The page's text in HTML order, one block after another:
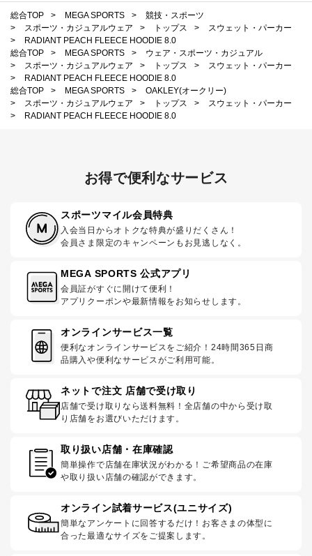
総合TOP > MEGA SPORTS >
競技・スポーツ
>
スポーツ・カジュアルウェア > トップス >
スウェット・パーカー
>
RADIANT PEACH FLEECE HOODIE 8.0
総合TOP
> MEGA SPORTS >
ウェア・スポーツ・カジュアル
>
スポーツ・カジュアルウェア > トップス >
スウェット・パーカー
>
RADIANT PEACH FLEECE HOODIE 8.0
総合TOP
> MEGA SPORTS >
OAKLEY(オークリー)
>
スポーツ・カジュアルウェア > トップス >
スウェット・パーカー
>
RADIANT PEACH FLEECE HOODIE 8.0
お得で便利なサービス
スポーツマイル会員特典
入会当日からオトクな特典が盛りだくさん！
会員さま限定のキャンペーンもお見逃しなく。
MEGA SPORTS 公式アプリ
会員証がすぐに開けて便利！
アプリクーポンや最新情報をお知らせします。
オンラインサービス一覧
便利なオンラインサービスをご紹介！24時間365日商
品購入や便利なサービスがご利用可能。
ネットで注文 店舗で受け取り
店舗で受け取りなら送料無料！全店舗の中から受け取
り店舗をお選びいただけます。
取り扱い店舗・在庫確認
簡単操作で店舗在庫状況がわかる！ご希望商品の在庫
や取り扱い店舗の確認ができます。
オンライン試着サービス(ユニサイズ)
簡単なアンケートに回答するだけ！お客さまの体型に
合った最適なサイズをご提案します。